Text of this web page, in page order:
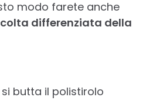
modo farete anche
differenziata della
butta il polistirolo